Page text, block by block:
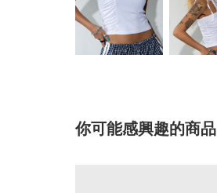
你可能感興趣的商品